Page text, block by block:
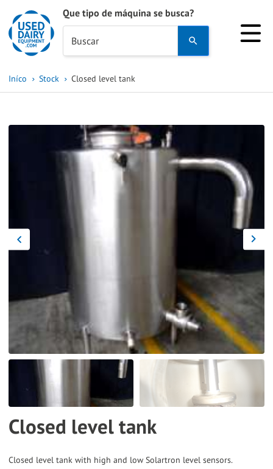
Que tipo de máquina se busca?
Buscar
and
to
select
selected
search
result.
Touch
can
use
and
Iníco Stock Closed level tank
Closed level tank
Closed level tank with high and low Solartron level sensors.